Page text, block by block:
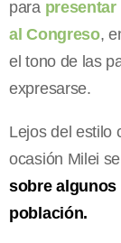
para presentar
al Congreso,
el tono de las
expresarse.
Lejos del estilo
ocasión Milei
sobre algunos
población.